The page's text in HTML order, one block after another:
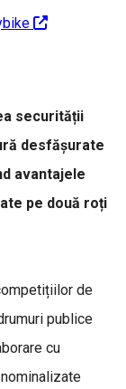
securității
desfășurate
avantajele
pe două roți
de
publice
cu